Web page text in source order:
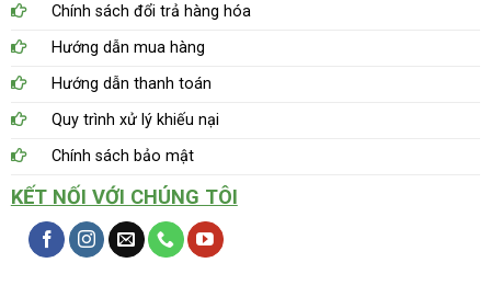
Chính sách đổi trả hàng hóa
Hướng dẫn mua hàng
Hướng dẫn thanh toán
Quy trình xử lý khiếu nại
Chính sách bảo mật
KẾT NỐI VỚI CHÚNG TÔI